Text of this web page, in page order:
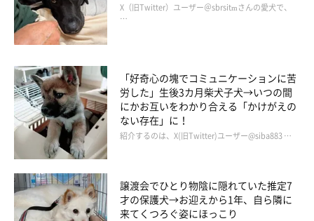
X（旧Twitter）ユーザー＠sbrsitmさんの愛犬で、
…
「好奇心の塊でコミュニケーションに苦
労した」生後3カ月柴犬子犬→いつの間
にかお互いをわかり合える「かけがえの
ない存在」に！
紹介するのは、X(旧Twitter)ユーザー@siba883 …
譲渡会でひとり物陰に隠れていた推定7
才の保護犬→お迎えから1年、自ら隣に
来てくつろぐ姿にほっこり